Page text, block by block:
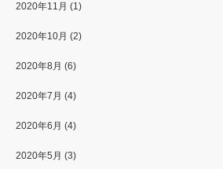
2020年11月 (1)
2020年10月 (2)
2020年8月 (6)
2020年7月 (4)
2020年6月 (4)
2020年5月 (3)